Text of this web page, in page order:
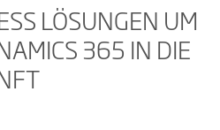
LÖSUNGEN UM
365 IN DIE